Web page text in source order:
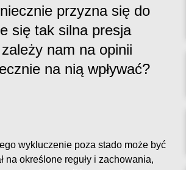
przyzna się do
się tak silna presja
nam na opinii
na nią wpływać?
wykluczenie poza stado może być
na określone reguły i zachowania,